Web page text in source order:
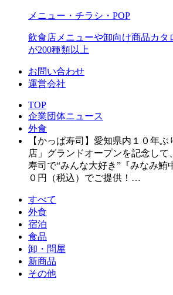
メニュー・チラシ・POP
飲食店メニューや卸向け商品カタ
が200種類以上
お問い合わせ
運営会社
TOP
企業団体ニュース
外食
【かっぱ寿司】愛知県内１０年
店」グランドオープンを記念して
寿司で“みんな大好き”『みなみ鮪
０円（税込）でご提供！…
すべて
外食
宿泊
食品
卸・問屋
新商品
その他